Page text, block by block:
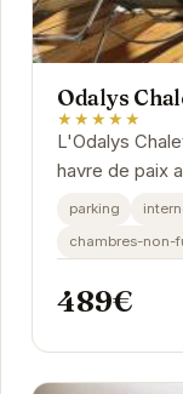
Odalys
★★★★★
L'Odalys
havre de paix
emplacement
parking
chambres-non-
489€